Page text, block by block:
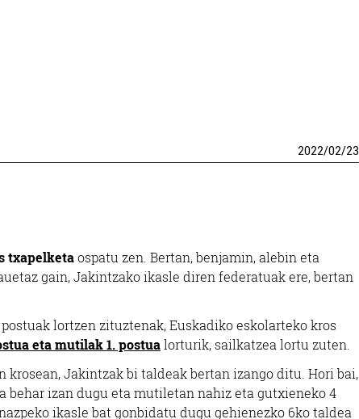
2022/02/23
txapelketaospatu zen. Bertan, benjamin, alebin eta
gain, Jakintzako ikasle diren federatuak ere, bertan
lortzen zituztenak, Euskadiko eskolarteko kros
eta mutilak 1. postualorturik, sailkatzea lortu zuten.
krosean, Jakintzak bi taldeak bertan izango ditu. Hori bai,
behar izan dugu eta mutiletan nahiz eta gutxieneko 4
ikasle bat gonbidatu dugu gehienezko 6ko taldea